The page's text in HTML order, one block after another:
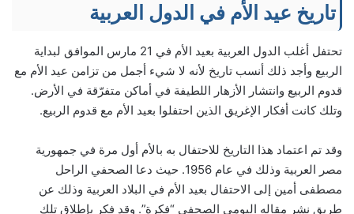
تاريخ عيد الأم في الدول العربية
تحتفل أغلب الدول العربية بعيد الأم في 21 مارس الموافق لبداية
الربيع وأجد ذلك أنسب تاريخ لأنه لا شيء أجمل من تزامن عيد الأم مع
قدوم الربيع وانتشار الأزهار اللطيفة في أماكن متفرّقة في الأرض.
وتلك كانت أفكار الإغريق الذين احتفلوا بعيد الأم مع قدوم الربيع.
وقد تم اعتماد هذا التاريخ للاحتفال به بالأم أول مرة في جمهورية
مصر العربية وذلك في عام 1956. حيث دعا الصحفي الراحل
مصطفى أمين إلى الاحتفال بعيد الأم في البلاد العربية وذلك عن
طريق نشر مقاله اليومي الصحفي “فكرة”. وقد فكر بإطلاق تلك